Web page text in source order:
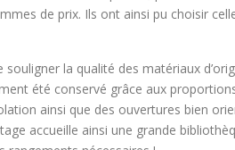
de prix. Ils ont ainsi pu choisir
la qualité des matériaux
été conservé grâce aux
ainsi que des ouvertures bien
accueille ainsi une grande